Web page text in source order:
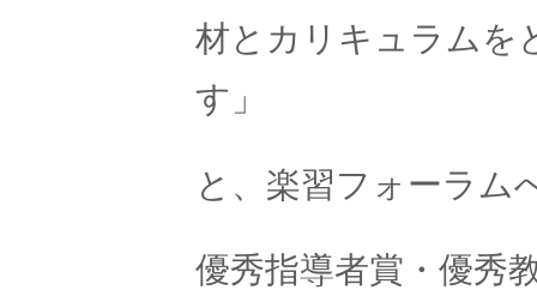
材とカリキュラムを
す」
と、楽習フォーラム
優秀指導者賞・優秀